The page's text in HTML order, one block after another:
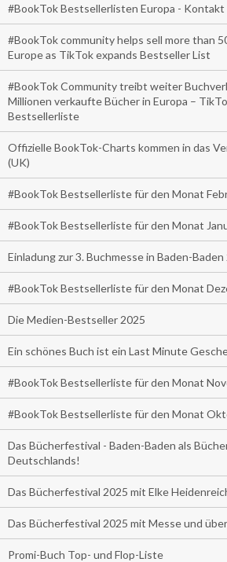
#BookTok Bestsellerlisten Europa - Kontakt
#BookTok community helps sell more than
Europe as TikTok expands Bestseller List
#BookTok Community treibt weiter
Millionen verkaufte Bücher in Europa –
Bestsellerliste
Offizielle BookTok-Charts kommen in das
(UK)
#BookTok Bestsellerliste für den Monat
#BookTok Bestsellerliste für den Monat
Einladung zur 3. Buchmesse in Baden-
#BookTok Bestsellerliste für den Monat
Die Medien-Bestseller 2025
Ein schönes Buch ist ein Last Minute
#BookTok Bestsellerliste für den Monat
#BookTok Bestsellerliste für den Monat
Das Bücherfestival - Baden-Baden als
Deutschlands!
Das Bücherfestival 2025 mit Elke
Das Bücherfestival 2025 mit Messe und
Promi-Buch Top- und Flop-Liste